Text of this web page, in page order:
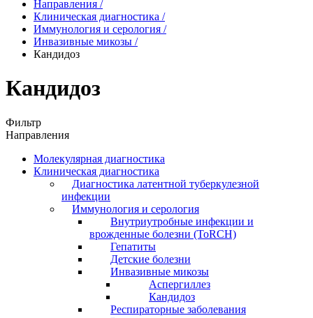
Направления /
Клиническая диагностика /
Иммунология и серология /
Инвазивные микозы /
Кандидоз
Кандидоз
Фильтр
Направления
Молекулярная диагностика
Клиническая диагностика
Диагностика латентной туберкулезной
инфекции
Иммунология и серология
Внутриутробные инфекции и
врожденные болезни (ToRCH)
Гепатиты
Детские болезни
Инвазивные микозы
Аспергиллез
Кандидоз
Респираторные заболевания